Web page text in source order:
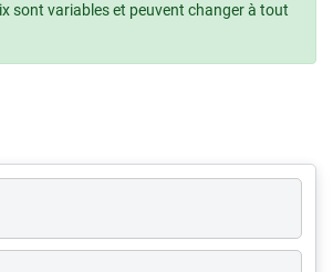
sont variables et peuvent changer à tout